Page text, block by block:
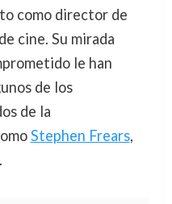
como director de
cine. Su mirada
le han
de los
de la
Stephen Frears,